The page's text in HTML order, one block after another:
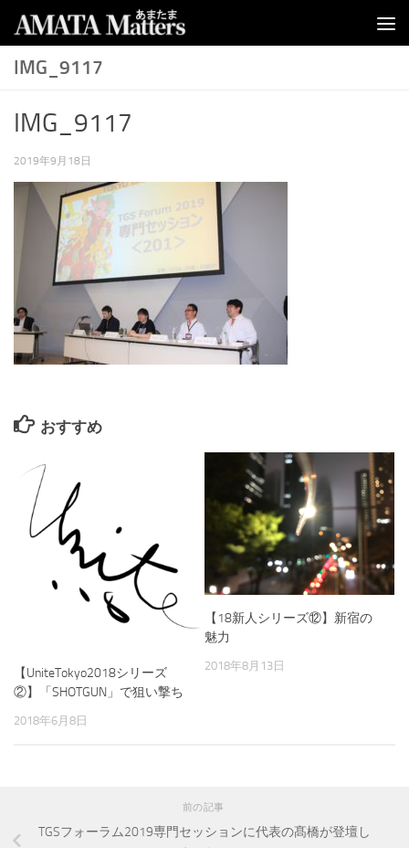
コンテンツへスキップ
IMG_9117
IMG_9117
2019年9月18日
おすすめ
【UniteTokyo2018シリーズ
②】「SHOTGUN」で狙い撃ち
2018年6月8日
【18新人シリーズ⑫】新宿の
魅力
2018年8月13日
前の記事
TGSフォーラム2019専門セッションに代表の髙橋が登壇し